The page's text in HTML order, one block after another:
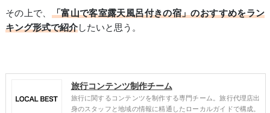
その上で、 「富山で客室露天風呂付きの宿」のおすすめをラン
キング形式で紹介したいと思う。
旅行コンテンツ制作チーム
旅行に関するコンテンツを制作する専門チーム。旅行代理店出
身のスタッフと地域の情報に精通したローカルガイドで構成。